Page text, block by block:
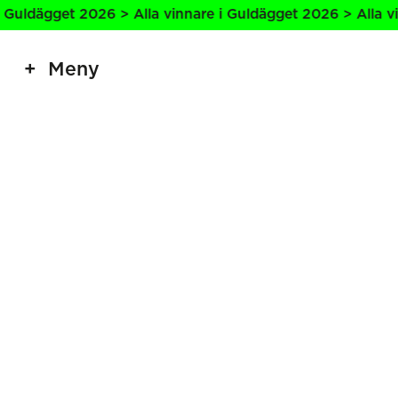
2026 > Alla vinnare i Guldägget 2026 > Alla
Meny